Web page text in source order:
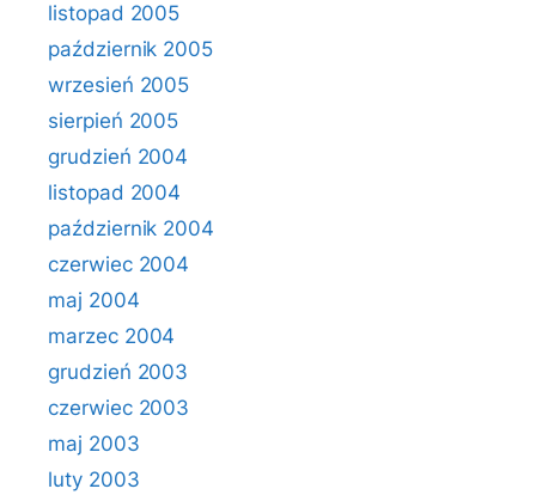
listopad 2005
październik 2005
wrzesień 2005
sierpień 2005
grudzień 2004
listopad 2004
październik 2004
czerwiec 2004
maj 2004
marzec 2004
grudzień 2003
czerwiec 2003
maj 2003
luty 2003